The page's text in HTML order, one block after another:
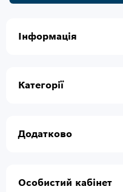
Інформація
Категорії
Додатково
Особистий кабінет